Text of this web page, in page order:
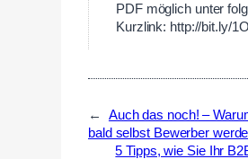
PDF möglich unter
Kurzlink: http://bit.ly/
←
Auch das noch! –
bald selbst Bewerber
5 Tipps, wie Sie Ihr